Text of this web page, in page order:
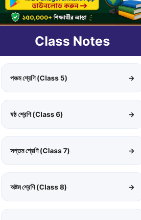
Class Notes
পঞ্চম শ্রেণি (Class 5) →
ষষ্ঠ শ্রেণি (Class 6) →
সপ্তম শ্রেণি (Class 7) →
অষ্টম শ্রেণি (Class 8) →